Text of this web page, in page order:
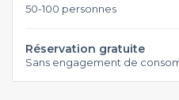
50-100 personnes
Réservation gratuite
Sans engagement de